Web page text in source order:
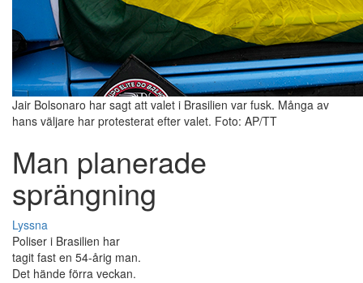
Jair Bolsonaro har sagt att valet i Brasilien var fusk. Många av
hans väljare har protesterat efter valet. Foto: AP/TT
Man planerade
sprängning
Lyssna
Poliser i Brasilien har
tagit fast en 54-årig man.
Det hände förra veckan.